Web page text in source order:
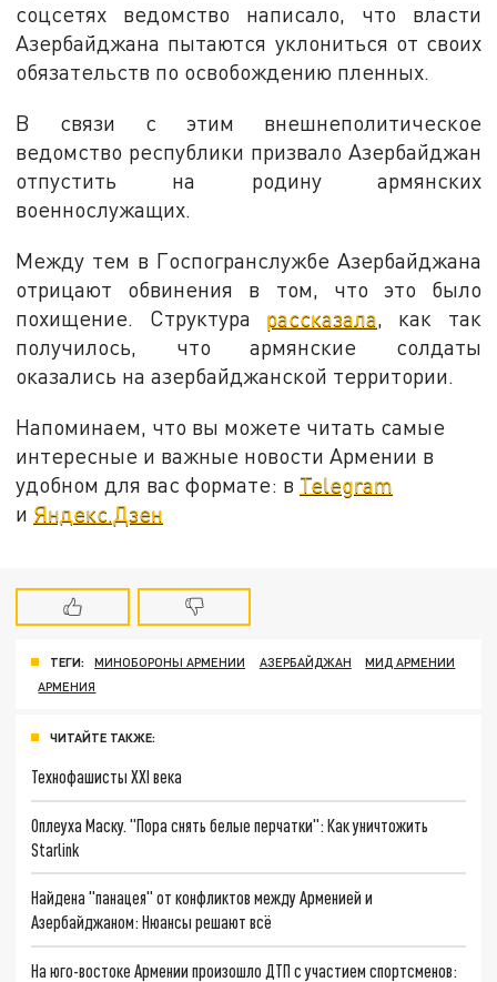
соцсетях ведомство написало, что власти
Азербайджана пытаются уклониться от своих
обязательств по освобождению пленных.
В связи с этим внешнеполитическое
ведомство республики призвало Азербайджан
отпустить на родину армянских
военнослужащих.
Между тем в Госпогранслужбе Азербайджана
отрицают обвинения в том, что это было
похищение. Структура рассказала, как так
получилось, что армянские солдаты
оказались на азербайджанской территории.
Напоминаем, что вы можете читать самые
интересные и важные новости Армении в
удобном для вас формате: в Telegram
и Яндекс.Дзен
ТЕГИ: МИНОБОРОНЫ АРМЕНИИ АЗЕРБАЙДЖАН
МИД АРМЕНИИ
АРМЕНИЯ
ЧИТАЙТЕ ТАКЖЕ:
Технофашисты XXI века
Оплеуха Маску. "Пора снять белые перчатки": Как уничтожить
Starlink
Найдена "панацея" от конфликтов между Арменией и
Азербайджаном: Нюансы решают всё
На юго-востоке Армении произошло ДТП с участием спортсменов: